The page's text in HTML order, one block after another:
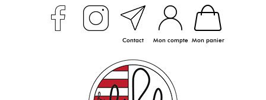
Contact Mon compte Mon panier